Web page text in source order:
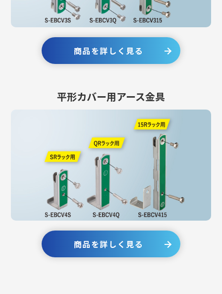
商品を詳しく見る
平形カバー用アース金具
商品を詳しく見る